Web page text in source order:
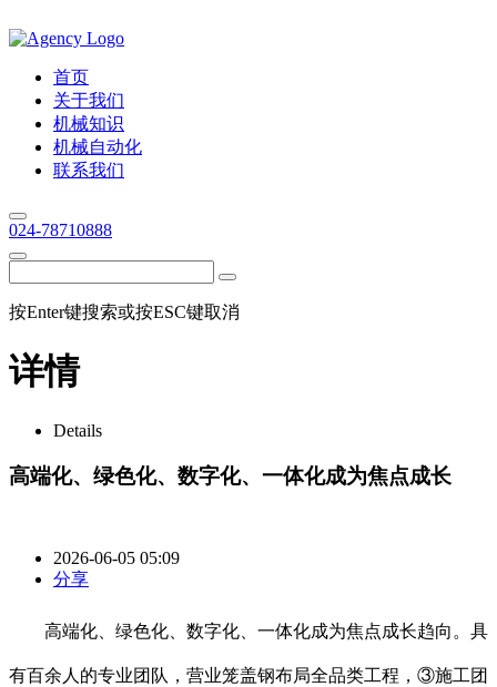
首页
关于我们
机械知识
机械自动化
联系我们
024-78710888
按Enter键搜索或按ESC键取消
详情
Details
高端化、绿色化、数字化、一体化成为焦点成长
2026-06-05 05:09
分享
高端化、绿色化、数字化、一体化成为焦点成长趋向。具
有百余人的专业团队，营业笼盖钢布局全品类工程，③施工团